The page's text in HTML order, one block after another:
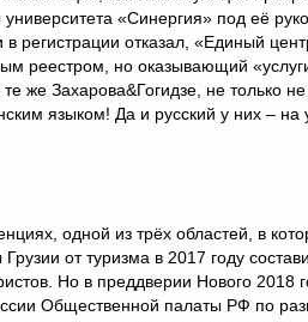
«Синергия» под её
регистрации отказал, «Единый
реестром, но оказывающий
же Захарова&Гогидзе, не только
языком! Да и русский у них – на
одной из трёх областей, в
от туризма в 2017 году
Но в преддверии Нового 2018
Общественной палаты РФ по